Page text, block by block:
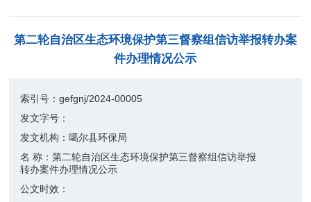
第二轮自治区生态环境保护第三督察组信访举报转办案
件办理情况公示
索引号：gefgnj/2024-00005
发文字号：
发文机构：噶尔县环保局
名 称：第二轮自治区生态环境保护第三督察组信访举报
转办案件办理情况公示
公文时效：